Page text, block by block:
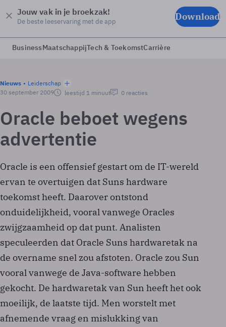
Jouw vak in je broekzak!
De beste leeservaring met de app Download
BusinessMaatschappijTech & ToekomstCarrière
Nieuws
Leiderschap
30 september 2009
leestijd 1 minuut 0 reacties
Oracle beboet wegens
advertentie
Oracle is een offensief gestart om de IT-wereld
ervan te overtuigen dat Suns hardware
toekomst heeft. Daarover ontstond
onduidelijkheid, vooral vanwege Oracles
zwijgzaamheid op dat punt. Analisten
speculeerden dat Oracle Suns hardwaretak na
de overname snel zou afstoten. Oracle zou Sun
vooral vanwege de Java-software hebben
gekocht. De hardwaretak van Sun heeft het ook
moeilijk, de laatste tijd. Men worstelt met
afnemende vraag en mislukking van